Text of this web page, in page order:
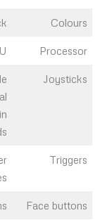
Colours
Processor
Joysticks
Triggers
Face buttons